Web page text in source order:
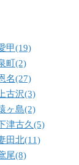
甲(19)
町(2)
名(27)
上古沢(3)
ヶ島(2)
津古久(5)
田北(11)
尾(8)